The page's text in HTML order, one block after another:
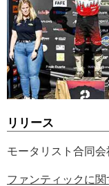
リリース
モータリスト合同会
ファンティックに